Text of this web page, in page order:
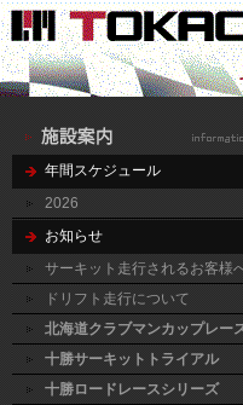
年間スケジュール
2026
お知らせ
サーキット走行されるお客様
ドリフト走行について
北海道クラブマンカップレー
十勝サーキットトライアル
十勝ロードレースシリーズ